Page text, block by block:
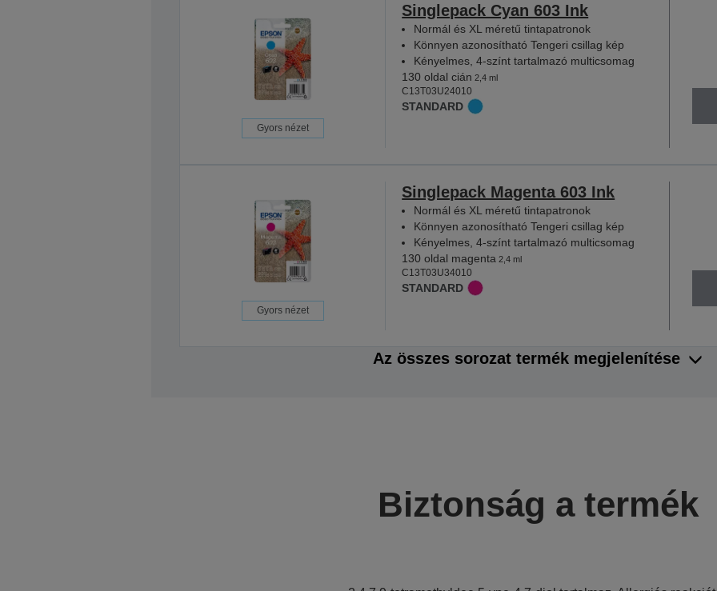
Gyors nézet
Singlepack Cyan 603 Ink
Normál és XL méretű tintapatronok
Könnyen azonosítható Tengeri csillag kép
Kényelmes, 4-színt tartalmazó multicsomag
130 oldal cián 2,4 ml
C13T03U24010
STANDARD
Gyors nézet
Singlepack Magenta 603 Ink
Normál és XL méretű tintapatronok
Könnyen azonosítható Tengeri csillag kép
Kényelmes, 4-színt tartalmazó multicsomag
130 oldal magenta 2,4 ml
C13T03U34010
STANDARD
Az összes sorozat termék megjelenítése
Biztonság a termék